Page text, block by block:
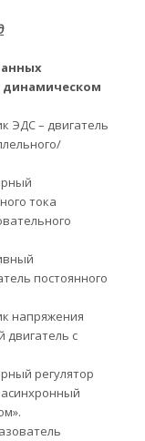
динамическом
ЭДС – двигатель
тока
постоянного
напряжения
с
регулятор